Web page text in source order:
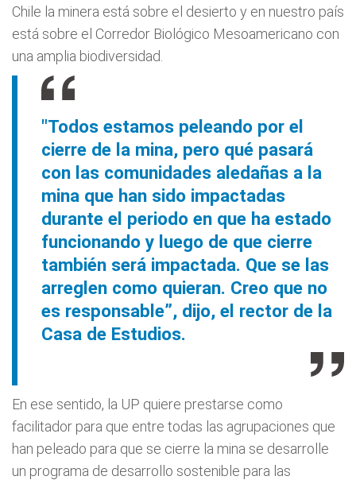
Chile la minera está sobre el desierto y en nuestro país
está sobre el Corredor Biológico Mesoamericano con
una amplia biodiversidad.
"Todos estamos peleando por el
cierre de la mina, pero qué pasará
con las comunidades aledañas a la
mina que han sido impactadas
durante el periodo en que ha estado
funcionando y luego de que cierre
también será impactada. Que se las
arreglen como quieran. Creo que no
es responsable”, dijo, el rector de la
Casa de Estudios.
En ese sentido, la UP quiere prestarse como
facilitador para que entre todas las agrupaciones que
han peleado para que se cierre la mina se desarrolle
un programa de desarrollo sostenible para las